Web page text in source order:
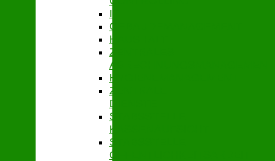
IT
GEBÄUDEMANAGEMENT
HAUSHALT
ZENTRALES
ABRECHNUNGSMANAGEMENT
HYGIENEMANAGEMENT
ZENTRALE
DIENSTE
STABSSTELLE
KASSENAUFSICHT
STABSSTELLE
ÖFFENTLICHKEITSARBEIT